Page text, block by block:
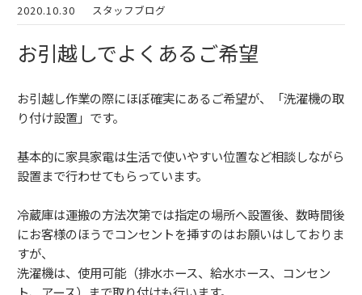
2020.10.30 スタッフブログ
お引越しでよくあるご希望
お引越し作業の際にほぼ確実にあるご希望が、「洗濯機の取
り付け設置」です。
基本的に家具家電は生活で使いやすい位置など相談しながら
設置まで行わせてもらっています。
冷蔵庫は運搬の方法次第では指定の場所へ設置後、数時間後
にお客様のほうでコンセントを挿すのはお願いはしておりま
すが、
洗濯機は、使用可能（排水ホース、給水ホース、コンセン